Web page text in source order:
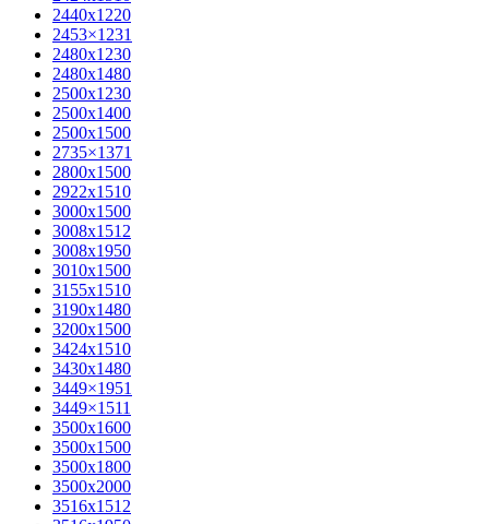
2440х1220
2453×1231
2480х1230
2480х1480
2500х1230
2500х1400
2500х1500
2735×1371
2800х1500
2922х1510
3000х1500
3008х1512
3008х1950
3010х1500
3155х1510
3190х1480
3200х1500
3424х1510
3430х1480
3449×1951
3449×1511
3500x1600
3500х1500
3500х1800
3500х2000
3516х1512